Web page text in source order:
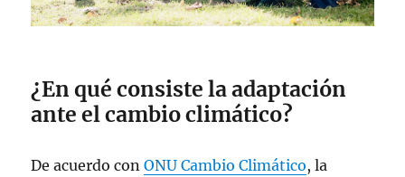
¿En qué consiste la adaptación
ante el cambio climático?
De acuerdo conONU Cambio Climático, la